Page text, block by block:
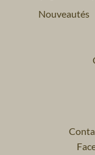
Nouveautés